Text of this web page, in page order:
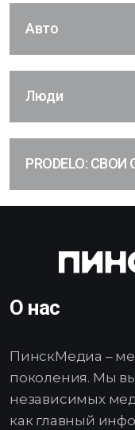
Авто
Люди
PRODELO:
О нас
ПинскМедиа –
поколения. Мы
независимых
как главный